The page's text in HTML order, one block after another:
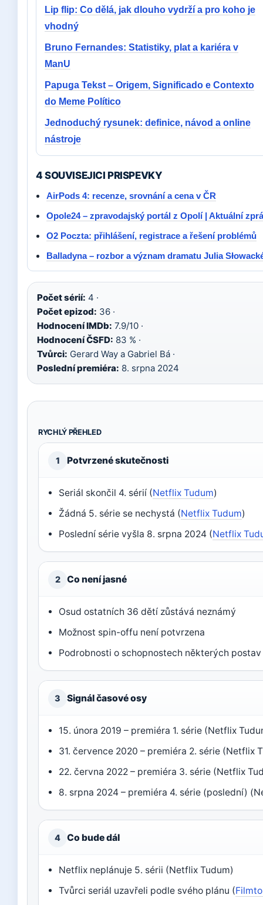
Lip flip: Co dělá, jak dlouho vydrží a pro koho je
vhodný
Bruno Fernandes: Statistiky, plat a kariéra v
ManU
Papuga Tekst – Origem, Significado e Contexto
do Meme Político
Jednoduchý rysunek: definice, návod a online
nástroje
4 SOUVISEJICI PRISPEVKY
AirPods 4: recenze, srovnání a cena v ČR
Opole24 – zpravodajský portál z Opolí | Aktuální
O2 Poczta: přihlášení, registrace a řešení problémů
Balladyna – rozbor a význam dramatu Julia
Počet sérií: 4 ·
Počet epizod: 36 ·
Hodnocení IMDb: 7.9/10 ·
Hodnocení ČSFD: 83 % ·
Tvůrci: Gerard Way a Gabriel Bá ·
Poslední premiéra: 8. srpna 2024
RYCHLÝ PŘEHLED
1 Potvrzené skutečnosti
Seriál skončil 4. sérií (Netflix Tudum)
Žádná 5. série se nechystá (Netflix Tudum)
Poslední série vyšla 8. srpna 2024 (Netflix
2 Co není jasné
Osud ostatních 36 dětí zůstává neznámý
Možnost spin-offu není potvrzena
Podrobnosti o schopnostech některých
3 Signál časové osy
15. února 2019 – premiéra 1. série (Netflix
31. července 2020 – premiéra 2. série (Netflix
22. června 2022 – premiéra 3. série (Netflix
8. srpna 2024 – premiéra 4. série (poslední)
4 Co bude dál
Netflix neplánuje 5. sérii (Netflix Tudum)
Tvůrci seriál uzavřeli podle svého plánu (